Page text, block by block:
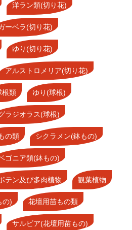
洋ラン類(切り花)
ーベラ(切り花)
ゆり(切り花)
アルストロメリア(切り花)
根類 ゆり(球根)
ラジオラス(球根)
の類 シクラメン(鉢もの)
ゴニア類(鉢もの)
テン及び多肉植物 観葉植物
の) 花壇用苗もの類
サルビア(花壇用苗もの)